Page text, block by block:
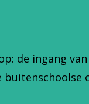
de ingang